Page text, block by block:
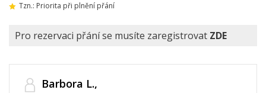
Tzn.: Priorita při plnění přání
Pro rezervaci přání se musíte zaregistrovat ZDE
Barbora L.,